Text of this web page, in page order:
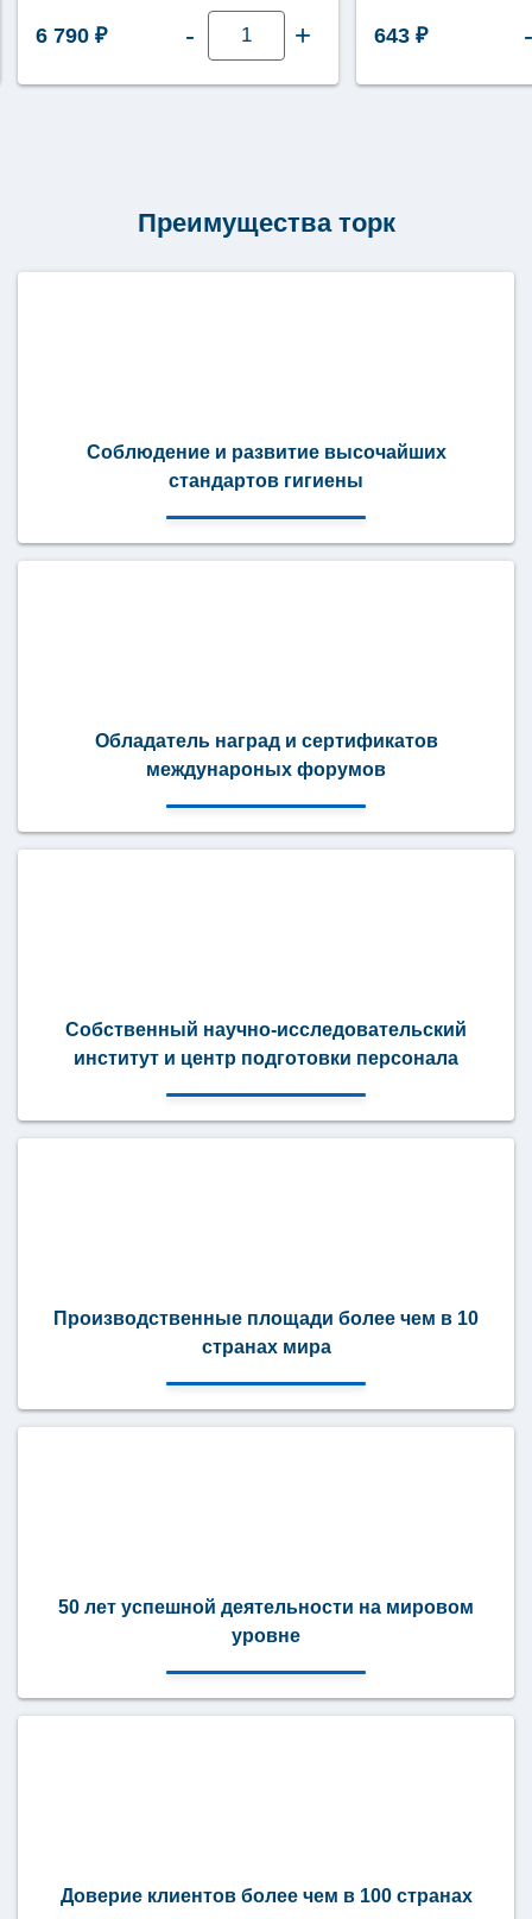
6 790 ₽ -
Количество
товара
с
безворсовым
листов
W10
+ 643 ₽ -
Преимущества торк
Соблюдение и развитие высочайших
стандартов гигиены
Обладатель наград и сертификатов
междунароных форумов
Собственный научно-исследовательский
институт и центр подготовки персонала
Производственные площади более чем в 10
странах мира
50 лет успешной деятельности на мировом
уровне
Доверие клиентов более чем в 100 странах